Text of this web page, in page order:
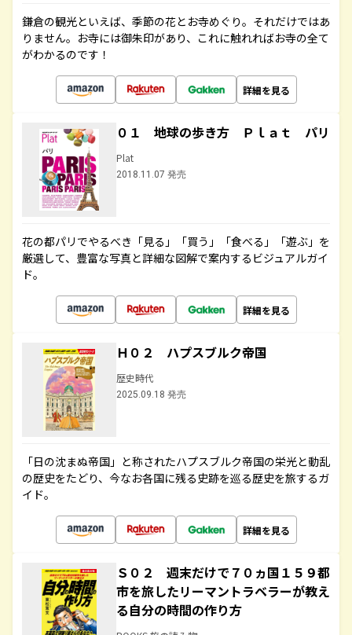
鎌倉の観光といえば、季節の花とお寺めぐり。それだけではあ
りません。お寺には御朱印があり、これに触れればお寺の全て
がわかるのです！
詳細を見る
０１ 地球の歩き方 Ｐｌａｔ パリ
Plat
2018.11.07 発売
花の都パリでやるべき「見る」「買う」「食べる」「遊ぶ」を
厳選して、豊富な写真と詳細な図解で案内するビジュアルガイ
ド。
詳細を見る
Ｈ０２ ハプスブルク帝国
歴史時代
2025.09.18 発売
「日の沈まぬ帝国」と称されたハプスブルク帝国の栄光と動乱
の歴史をたどり、今なお各国に残る史跡を巡る歴史を旅するガ
イド。
詳細を見る
Ｓ０２ 週末だけで７０ヵ国１５９都
市を旅したリーマントラベラーが教え
る自分の時間の作り方